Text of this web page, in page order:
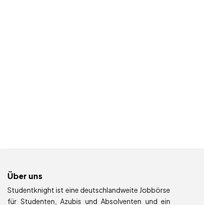
Über uns
Studentknight ist eine deutschlandweite Jobbörse
für Studenten, Azubis und Absolventen und ein